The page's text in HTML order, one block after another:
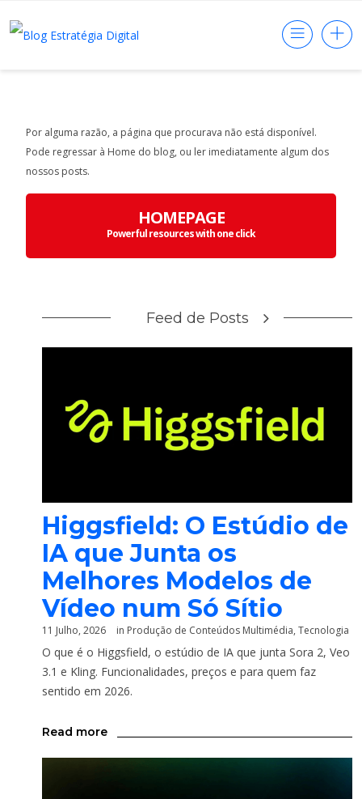
Por alguma razão, a página que procurava não está disponível.
Pode regressar à Home do blog, ou ler imediatamente algum dos
nossos posts.
HOMEPAGE
Powerful resources with one click
Feed de Posts
Higgsfield: O Estúdio de
IA que Junta os
Melhores Modelos de
Vídeo num Só Sítio
11 Julho, 2026 in Produção de Conteúdos Multimédia, Tecnologia
O que é o Higgsfield, o estúdio de IA que junta Sora 2, Veo
3.1 e Kling. Funcionalidades, preços e para quem faz
sentido em 2026.
Read more